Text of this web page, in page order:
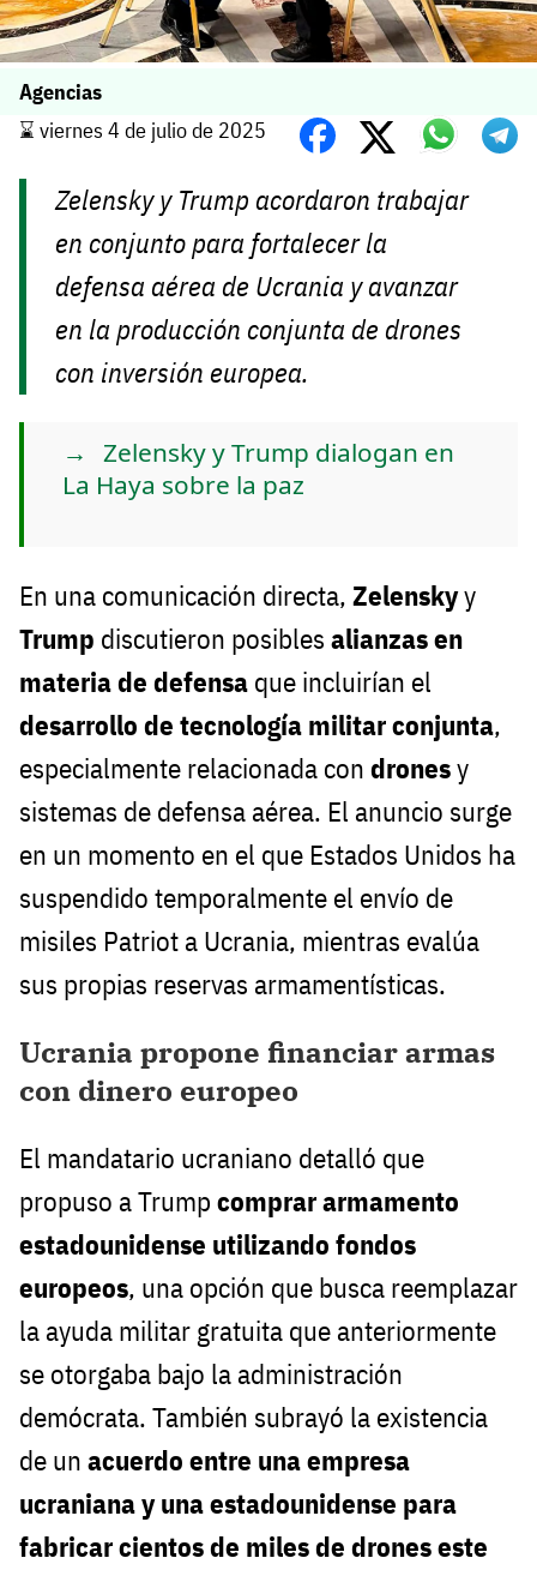
Agencias
⌛️ viernes 4 de julio de 2025
Zelensky y Trump acordaron trabajar
en conjunto para fortalecer la
defensa aérea de Ucrania y avanzar
en la producción conjunta de drones
con inversión europea.
Zelensky y Trump dialogan en
La Haya sobre la paz
En una comunicación directa, Zelenskyy
Trump discutieron posibles alianzas en
materia de defensa que incluirían el
desarrollo de tecnología militar conjunta,
especialmente relacionada con dronesy
sistemas de defensa aérea. El anuncio surge
en un momento en el que Estados Unidos ha
suspendido temporalmente el envío de
misiles Patriot a Ucrania, mientras evalúa
sus propias reservas armamentísticas.
Ucrania propone financiar armas
con dinero europeo
El mandatario ucraniano detalló que
propuso a Trump comprar armamento
estadounidense utilizando fondos
europeos, una opción que busca reemplazar
la ayuda militar gratuita que anteriormente
se otorgaba bajo la administración
demócrata. También subrayó la existencia
de un acuerdo entre una empresa
ucraniana y una estadounidense para
fabricar cientos de miles de drones este